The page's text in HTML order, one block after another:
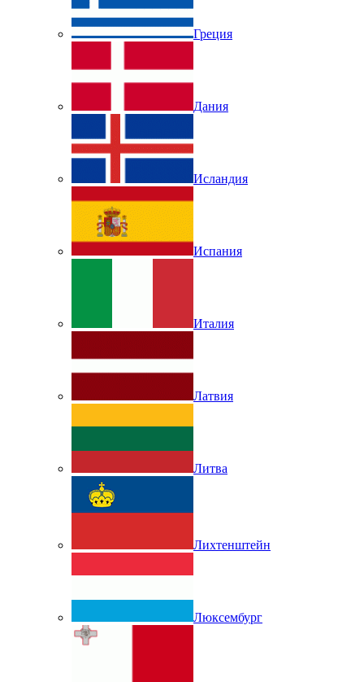
Греция
Дания
Исландия
Испания
Италия
Латвия
Литва
Лихтенштейн
Люксембург